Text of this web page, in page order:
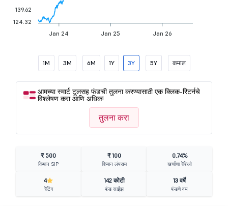
Jan 24 Jan 25 Jan 26
139.62
124.32
1M 3M 6M 1Y 3Y 5Y कमाल
आमच्या स्मार्ट टूलसह फंडची तुलना करण्यासाठी एक क्लिक-रिटर्नचे
विश्लेषण करा आणि अधिक!
तुलना करा
₹ 500
किमान SIP
₹ 100
किमान लंपसम
0.74%
खर्चाचा रेशिओ
4
रेटिंग
142 कोटी
फंड साईझ
13 वर्षे
फंडचे वय